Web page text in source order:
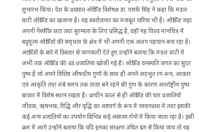
शुभारंभ किया। देश के प्रख्यात ऑर्किड विशेषज्ञ डा. एसके सिंह ने कहा कि मंडल
घाटी ऑर्किड का खजाना है। यह स्वरोजगार का मजबूत जरिया भी है। ऑर्किड जहां
अपनी नैसर्गिक छटा तथा सुरम्यता के लिए प्रसिद्ध है, वहीं यह विश्व मानचित्र में
बहुमूल्य ऑर्किडों की समृधता के क्षेत्र में भी अपनी एक अलग पहचान बना रहा है।
आर्किडों के बारे में विस्तार से जानकारी देते हुए उन्होंने बताया कि मंडल घाटी में
अभी तक ऑर्किड की 48 प्रजातियां खोजी गई हैं। ऑर्किड वनस्पति जगत का सुंदर
पुष्प है जो अपने विशिष्ट औषधीय गुणों के साथ ही अपने अदभुत रंग-रूप, आकार
एवं आकृति तथा लंबे समय तक ताज़ा बने रहने की गुण के कारण अंतर्राष्ट्रीय पुष्प
बाज़ार में विशेष स्थान रखता है। प्राचीन काल से ही ऑर्किड की चार प्रजातियों
जीवक, ऋषभक, रिद्धि और वृद्धि का अष्टवर्ग के रूप में च्यवनप्राश में तथा इसकी
कई अन्य प्रजातियों का उपयोग विभिन्न कई असाध्य रोगों में किया जाता रहा है। इसी
क्रम में आगे उन्होंने बताया कि यदि इनका संरक्षण उचित ढंग से किया जाय तो यह